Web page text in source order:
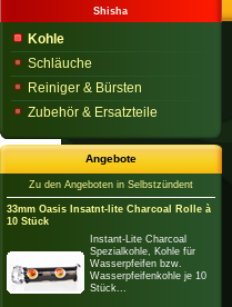
Shisha
Kohle
Schläuche
Reiniger & Bürsten
Zubehör & Ersatzteile
Angebote
Zu den Angeboten in Selbstzündent
33mm Oasis Insatnt-lite Charcoal Rolle à
10 Stück
Instant-Lite Charcoal
Spezialkohle, Kohle für
Wasserpfeifen bzw.
Wasserpfeifenkohle je 10
Stück...